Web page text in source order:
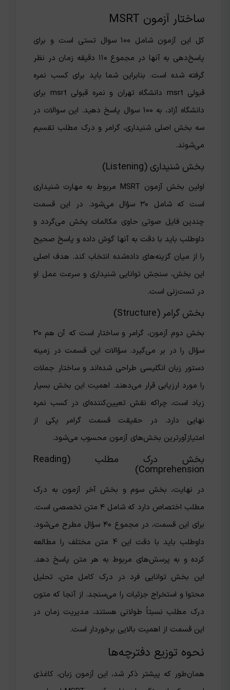
ساختار آزمون MSRT
کل این آزمون شامل ۱۰۰ سوال تستی است و برای
پاسخ‌دهی به آنها در مجموع ۱۱۰ دقیقه زمان در نظر
گرفته شده است. بنابراین شما باید برای کسب نمره
قبولی msrt دانشگاه تهران و نمره قبولی msrt برای
دانشگاه آزاد، به 100 سوال پاسخ دهید. این سوالات در
سه بخش اصلی شنیداری، گرامر و درک مطلب تقسیم
می‌شوند.
بخش شنیداری (Listening)
اولین بخش آزمون MSRT مربوط به مهارت شنیداری
است که شامل ۳۰ سؤال می‌شود. در این قسمت
چندین فایل صوتی حاوی مکالمات پخش می‌گردد و
داوطلب باید با دقت به آنها گوش داده و پاسخ صحیح
را از میان گزینه‌های داده‌شده انتخاب کند. هدف اصلی
این بخش، سنجش توانایی شنیداری و سرعت عمل او
در تست‌زنی است.
بخش گرامر (Structure)
بخش دوم آزمون، گرامر و ساختار است که آن هم ۳۰
سؤال را در بر می‌گیرد. سؤالات این قسمت در زمینه
دستور زبان انگلیسی طراحی شده‌اند و ساختار جملات
را مورد ارزیابی قرار می‌دهند. اهمیت این بخش بسیار
زیاد است، چراکه نقش تعیین‌کننده‌ای در کسب نمره
نهایی دارد. در حقیقت قسمت گرامر یکی از
امتیازآورترین بخش‌های آزمون محسوب می‌شود.
بخش درک مطلب (Reading
Comprehension)
در نهایت، بخش سوم و بخش آخر آزمون به درک
مطلب اختصاص دارد که شامل ۴ متن تخصصی است.
برای این قسمت، در مجموع ۴۰ سؤال مطرح می‌شود.
داوطلب باید با دقت این 4 متن مختلف را مطالعه
کرده و به پرسش‌های مربوط به هر متن پاسخ دهد.
این بخش توانایی فرد در درک کامل متن، تحلیل
محتوا و استخراج جزئیات را می‌سنجد. از آنجا که متون
درک مطلب نسبتاً طولانی هستند، مدیریت زمان در
این قسمت از اهمیت بالایی برخوردار است.
نحوه توزیع دفترچه‌ها
همان‌طور که پیشتر ذکر شد، این آزمون زبان، کاغذی